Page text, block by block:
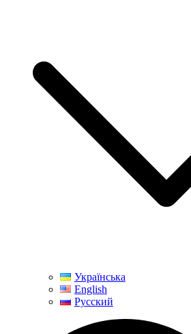
Українська
English
Русский